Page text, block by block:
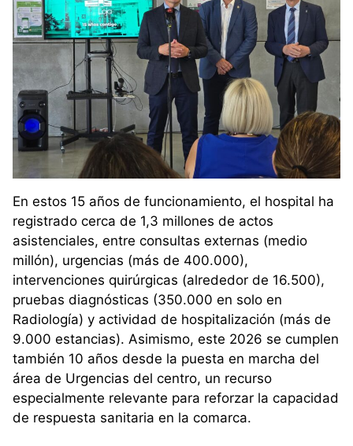
En estos 15 años de funcionamiento, el hospital ha
registrado cerca de 1,3 millones de actos
asistenciales, entre consultas externas (medio
millón), urgencias (más de 400.000),
intervenciones quirúrgicas (alrededor de 16.500),
pruebas diagnósticas (350.000 en solo en
Radiología) y actividad de hospitalización (más de
9.000 estancias). Asimismo, este 2026 se cumplen
también 10 años desde la puesta en marcha del
área de Urgencias del centro, un recurso
especialmente relevante para reforzar la capacidad
de respuesta sanitaria en la comarca.